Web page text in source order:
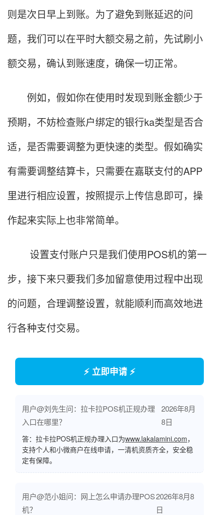
则是次日早上到账。为了避免到账延迟的问
题，我们可以在平时大额交易之前，先试刷小
额交易，确认到账速度，确保一切正常。
例如，假如你在使用时发现到账金额少于
预期，不妨检查账户绑定的银行ka类型是否合
适，是否需要调整为更快速的类型。假如确实
有需要调整结算卡，只需要在嘉联支付的APP
里进行相应设置，按照提示上传信息即可，操
作起来实际上也非常简单。
设置支付账户只是我们使用POS机的第一
步，接下来只要我们多加留意使用过程中出现
的问题，合理调整设置，就能顺利而高效地进
行各种支付交易。
⚡ 立即申请 ⚡
用户@刘先生问：拉卡拉POS机正规办理
入口在哪里？
2026年8月
8日
答：拉卡拉POS机正规办理入口为www.lakalamini.com，
支持个人和小微商户在线申请，一清机资质齐全，安全稳
定有保障。
用户@范小姐问：网上怎么申请办理POS
机？
2026年8月8
日